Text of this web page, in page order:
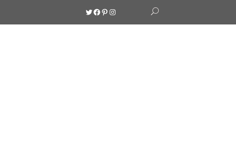
Twitter
Facebook
Pinterest
Instagram